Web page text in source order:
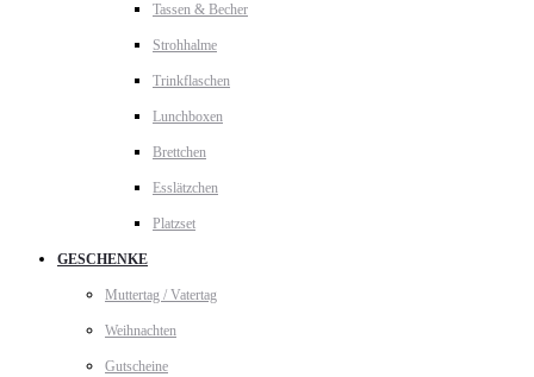
Tassen & Becher
Strohhalme
Trinkflaschen
Lunchboxen
Brettchen
Esslätzchen
Platzset
GESCHENKE
Muttertag / Vatertag
Weihnachten
Gutscheine